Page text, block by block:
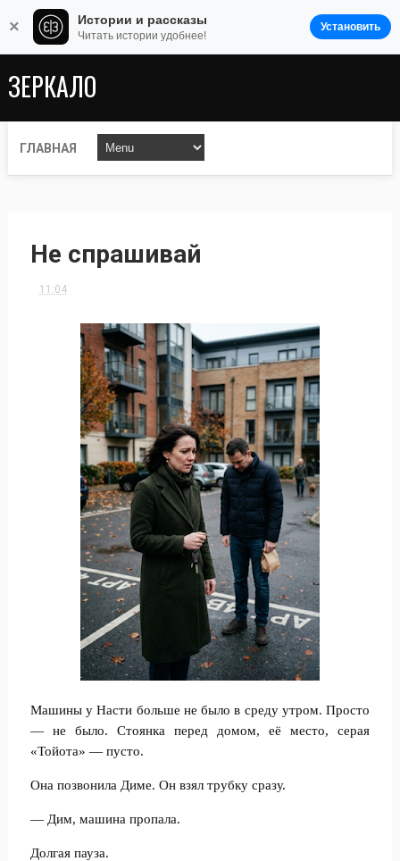
ЗЕРКАЛО
ГЛАВНАЯ
Не спрашивай
11:04
Машины у Насти больше не было в среду утром. Просто
— не было. Стоянка перед домом, её место, серая
«Тойота» — пусто.
Она позвонила Диме. Он взял трубку сразу.
— Дим, машина пропала.
Долгая пауза.
× Истории и рассказы
Читать истории удобнее!
Установить